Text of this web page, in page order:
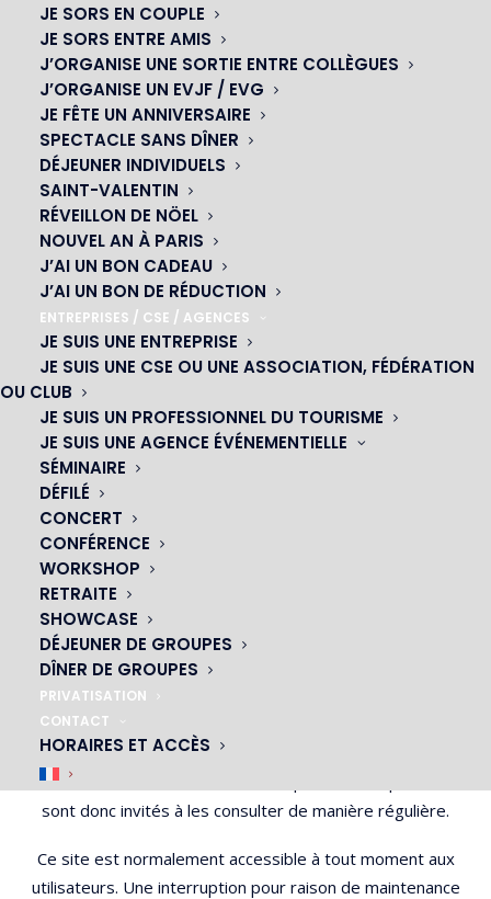
JE SORS EN COUPLE
JE SORS ENTRE AMIS
J’ORGANISE UNE SORTIE ENTRE COLLÈGUES
J’ORGANISE UN EVJF / EVG
JE FÊTE UN ANNIVERSAIRE
SPECTACLE SANS DÎNER
DÉJEUNER INDIVIDUELS
SAINT-VALENTIN
RÉVEILLON DE NÖEL
NOUVEL AN À PARIS
J’AI UN BON CADEAU
J’AI UN BON DE RÉDUCTION
ENTREPRISES / CSE / AGENCES
JE SUIS UNE ENTREPRISE
JE SUIS UNE CSE OU UNE ASSOCIATION, FÉDÉRATION
OU CLUB
JE SUIS UN PROFESSIONNEL DU TOURISME
JE SUIS UNE AGENCE ÉVÉNEMENTIELLE
SÉMINAIRE
DÉFILÉ
CONCERT
CONFÉRENCE
WORKSHOP
RETRAITE
SHOWCASE
DÉJEUNER DE GROUPES
DÎNER DE GROUPES
PRIVATISATION
CONTACT
HORAIRES ET ACCÈS
intervenants dans le cadre de sa réalisation et de son
suivi :
Propriétaire : GROUPE LAROCHE PERRAULT – SAS – 23,
Avenue du Maine 75015 Paris
Créateur : Agence Tamento – 69 boulevard des canuts –
Responsable publication : Manu Pinto –
communication@ohcesarparis.com
Le responsable publication est une personne physique ou
une personne morale.
Webmaster : agence Tamento
Hébergeur : OVH 2 rue Kellermann – 59100 Roubaix –
2. CONDITIONS GÉNÉRALES
D’UTILISATION DU SITE ET
DES SERVICES PROPOSÉS.
L’utilisation du site https://ohcesarparis.com implique
l’acceptation pleine et entière des conditions générales
d’utilisation ci-après décrites. Ces conditions d’utilisation
sont susceptibles d’être modifiées ou complétées à tout
moment, les utilisateurs du site https://ohcesarparis.com
sont donc invités à les consulter de manière régulière.
Ce site est normalement accessible à tout moment aux
utilisateurs. Une interruption pour raison de maintenance